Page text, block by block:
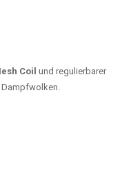
Coil und regulierbarer